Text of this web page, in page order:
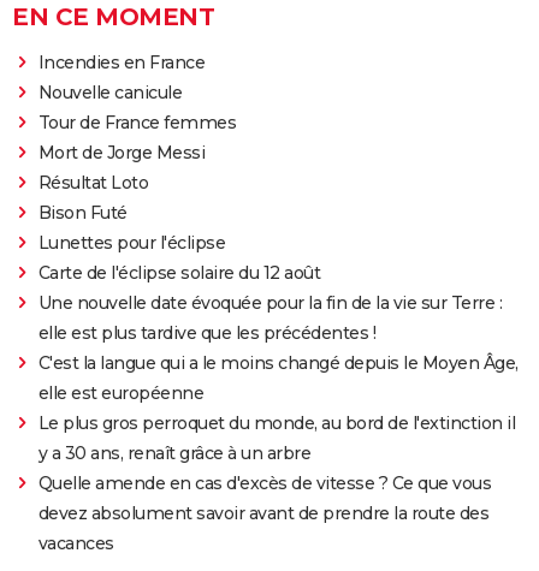
EN CE MOMENT
Incendies en France
Nouvelle canicule
Tour de France femmes
Mort de Jorge Messi
Résultat Loto
Bison Futé
Lunettes pour l'éclipse
Carte de l'éclipse solaire du 12 août
Une nouvelle date évoquée pour la fin de la vie sur Terre :
elle est plus tardive que les précédentes !
C'est la langue qui a le moins changé depuis le Moyen Âge,
elle est européenne
Le plus gros perroquet du monde, au bord de l'extinction il
y a 30 ans, renaît grâce à un arbre
Quelle amende en cas d'excès de vitesse ? Ce que vous
devez absolument savoir avant de prendre la route des
vacances